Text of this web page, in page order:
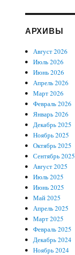
АРХИВЫ
Август 2026
Июль 2026
Июнь 2026
Апрель 2026
Март 2026
Февраль 2026
Январь 2026
Декабрь 2025
Ноябрь 2025
Октябрь 2025
Сентябрь 2025
Август 2025
Июль 2025
Июнь 2025
Май 2025
Апрель 2025
Март 2025
Февраль 2025
Декабрь 2024
Ноябрь 2024